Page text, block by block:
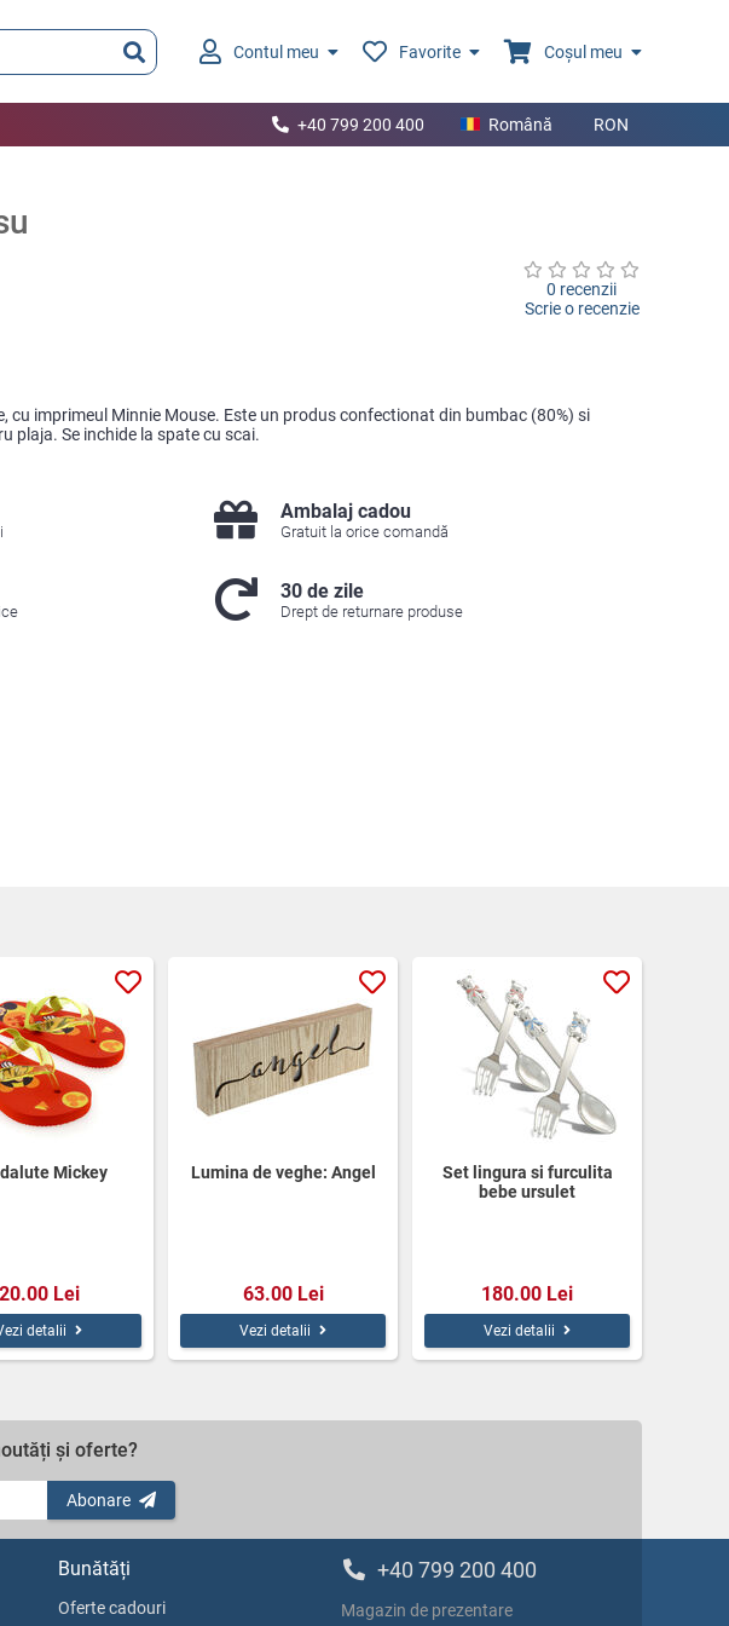
Contul meu Favorite Coșul meu
+40 799 200 400 Română RON
0 recenzii
Scrie o recenzie
cu imprimeul Minnie Mouse. Este un produs confectionat din bumbac (80%) si
plaja. Se inchide la spate cu scai.
Ambalaj cadou
Gratuit la orice comandă
30 de zile
Drept de returnare produse
Mickey
20.00 Lei
detalii
Lumina de veghe: Angel
63.00 Lei
Vezi detalii
Set lingura si furculita
bebe ursulet
180.00 Lei
Vezi detalii
și oferte?
Abonare
Bunătăți
Oferte cadouri
+40 799 200 400
Magazin de prezentare